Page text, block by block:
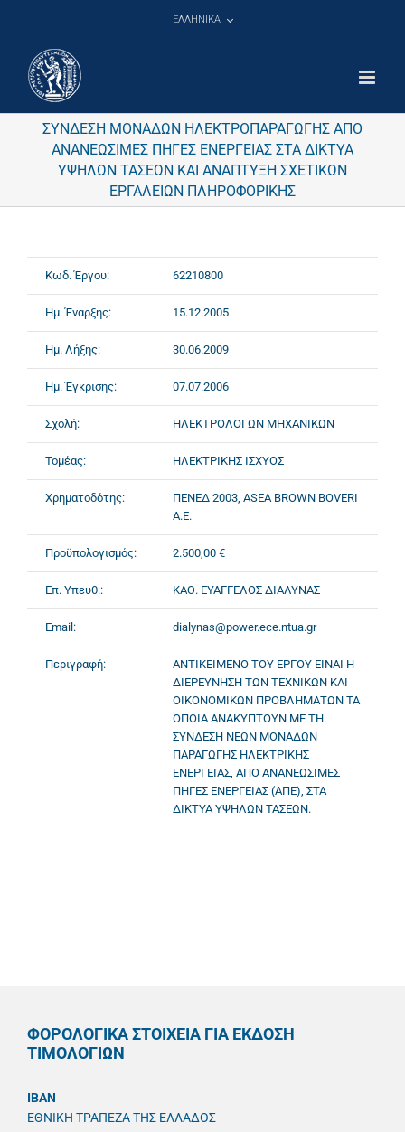
ΕΛΛΗΝΙΚΑ
ΣΥΝΔΕΣΗ ΜΟΝΑΔΩΝ ΗΛΕΚΤΡΟΠΑΡΑΓΩΓΗΣ ΑΠΟ
ΑΝΑΝΕΩΣΙΜΕΣ ΠΗΓΕΣ ΕΝΕΡΓΕΙΑΣ ΣΤΑ ΔΙΚΤΥΑ
ΥΨΗΛΩΝ ΤΑΣΕΩΝ ΚΑΙ ΑΝΑΠΤΥΞΗ ΣΧΕΤΙΚΩΝ
ΕΡΓΑΛΕΙΩΝ ΠΛΗΡΟΦΟΡΙΚΗΣ
Κωδ. Έργου: 62210800
Ημ. Έναρξης: 15.12.2005
Ημ. Λήξης: 30.06.2009
Ημ. Έγκρισης: 07.07.2006
Σχολή: ΗΛΕΚΤΡΟΛΟΓΩΝ ΜΗΧΑΝΙΚΩΝ
Τομέας: ΗΛΕΚΤΡΙΚΗΣ ΙΣΧΥΟΣ
Χρηματοδότης:
ΠΕΝΕΔ 2003, ASEA BROWN BOVERI
A.E.
Προϋπολογισμός: 2.500,00 €
Επ. Υπευθ.: ΚΑΘ. ΕΥΑΓΓΕΛΟΣ ΔΙΑΛΥΝΑΣ
Email: dialynas@power.ece.ntua.gr
Περιγραφή:
ΑΝΤΙΚΕΙΜΕΝΟ ΤΟΥ ΕΡΓΟΥ ΕΙΝΑΙ Η
ΔΙΕΡΕΥΝΗΣΗ ΤΩΝ ΤΕΧΝΙΚΩΝ ΚΑΙ
ΟΙΚΟΝΟΜΙΚΩΝ ΠΡΟΒΛΗΜΑΤΩΝ ΤΑ
ΟΠΟΙΑ ΑΝΑΚΥΠΤΟΥΝ ΜΕ ΤΗ
ΣΥΝΔΕΣΗ ΝΕΩΝ ΜΟΝΑΔΩΝ
ΠΑΡΑΓΩΓΗΣ ΗΛΕΚΤΡΙΚΗΣ
ΕΝΕΡΓΕΙΑΣ, ΑΠΟ ΑΝΑΝΕΩΣΙΜΕΣ
ΠΗΓΕΣ ΕΝΕΡΓΕΙΑΣ (ΑΠΕ), ΣΤΑ
ΔΙΚΤΥΑ ΥΨΗΛΩΝ ΤΑΣΕΩΝ.
ΦΟΡΟΛΟΓΙΚΑ ΣΤΟΙΧΕΙΑ ΓΙΑ ΕΚΔΟΣΗ
ΤΙΜΟΛΟΓΙΩΝ
IBAN
ΕΘΝΙΚΗ ΤΡΑΠΕΖΑ ΤΗΣ ΕΛΛΑΔΟΣ